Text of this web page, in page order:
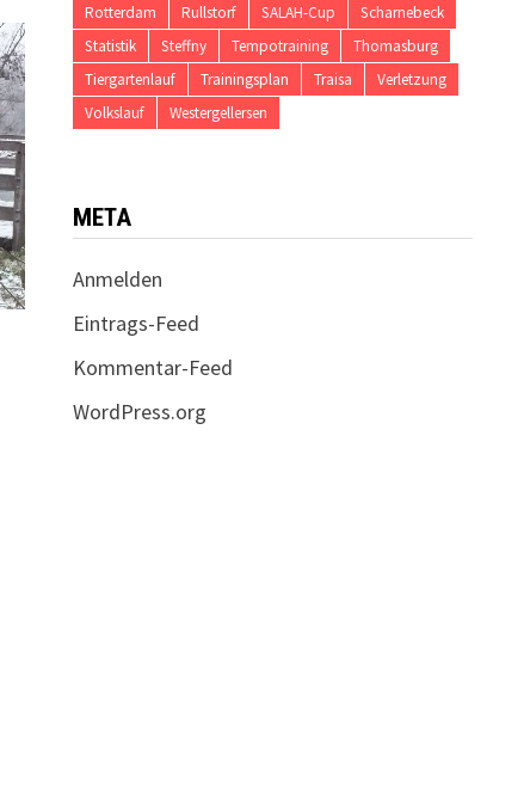
Rotterdam
Rullstorf SALAH-Cup
Scharnebeck
Statistik
Steffny Tempotraining
Thomasburg
Tiergartenlauf
Trainingsplan Traisa
Verletzung
Volkslauf
Westergellersen
META
Anmelden
Eintrags-Feed
Kommentar-Feed
WordPress.org